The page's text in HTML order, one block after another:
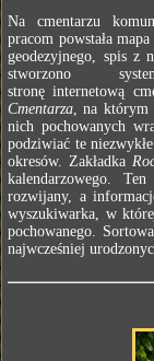
Na cmentarzu
pracom powstała
geodezyjnego, spis z
stworzono
stronę internetową
Cmentarza, na którym
nich pochowanych
podziwiać te
okresów. Zakładka
kalendarzowego.
rozwijany, a
wyszukiwarka, w
pochowanego.
najwcześniej